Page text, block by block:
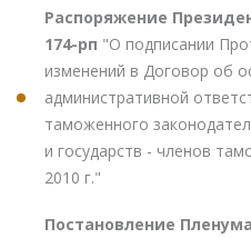
Распоряжение
174-рп "О подписании
изменений в Договор об
административной
таможенного
и государств - членов
2010 г."
Постановление